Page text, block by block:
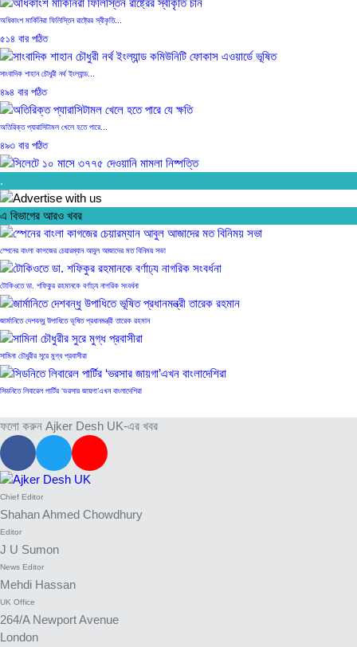
বাংলাদেশে এসে মার্কিন দূতের ভারতের...
রবিবার, ০২ অগাস্ট ২০২৬
অনেক পরিবার এখনো তাঁদের স্বজন...
রবিবার, ০২ অগাস্ট ২০২৬
ব্রিকলেইন জামে মসজিদ প্রতিষ্ঠার ৫০...
রবিবার, ০২ অগাস্ট ২০২৬
হবিগঞ্জ ছাত্রদল সভাপতিসহ ১১ জনের...
বুধবার, ২৯ জুলাই ২০২৬
রাজনৈতিক লড়াইয়ে জিততে হলে সাংস্কৃতিক...
বুধবার, ২৯ জুলাই ২০২৬
অধিকাংশ মার্কিনিরা ফিলিস্তিন রাষ্ট্রের স্বীকৃতি...
৫১৪ বার পঠিত
সাংবাদিক শাহান চৌধুরী নর্থ ইংল্যান্ড...
৪৯৪ বার পঠিত
অতিরিক্ত প্যারাসিটামল খেলে হতে পারে...
৪৯৩ বার পঠিত
৪৮৩ বার পঠিত
শিল্পকলায় আসছে নোবেল জয়ী নাট্যকারের...
৪৮১ বার পঠিত
২৯ দিনে প্রবাসী আয় ২৪৩...
৪৭০ বার পঠিত
অপরিকল্পিত নগরায়নে বাড়ছে নানান সমস্যা,ঝুঁকি...
৪৬৯ বার পঠিত
বাংলাদেশ প্রেসক্লাব ইউকে’র অফিস উদ্বোধন
স্বচ্ছ নির্বাচনের প্রত্যাশা
৪৫৫ বার পঠিত
.
এ বিভাগের আরও খবর
স্পেনের বাংলা কাগজের চেয়ারম্যান আবুল আজাদের মত বিনিময় সভা
টোকিওতে ডা. শফিকুর রহমানকে বর্ণাঢ্য নাগরিক সংবর্ধনা
জার্মানিতে দেশবন্ধু উপাধিতে ভূষিত প্রধানমন্ত্রী তারেক রহমান
সামিনা চৌধুরীর সুরে মুগ্ধ প্রবাসীরা
সিডনিতে লিবারেল পার্টির ‘ভরসার জায়গা’এখন বাংলাদেশিরা
ফলো করুন Ajker Desh UK-এর খবর
Chief Editor
Shahan Ahmed Chowdhury
Editor
J U Sumon
News Editor
Mehdi Hassan
UK Office
264/A Newport Avenue
London